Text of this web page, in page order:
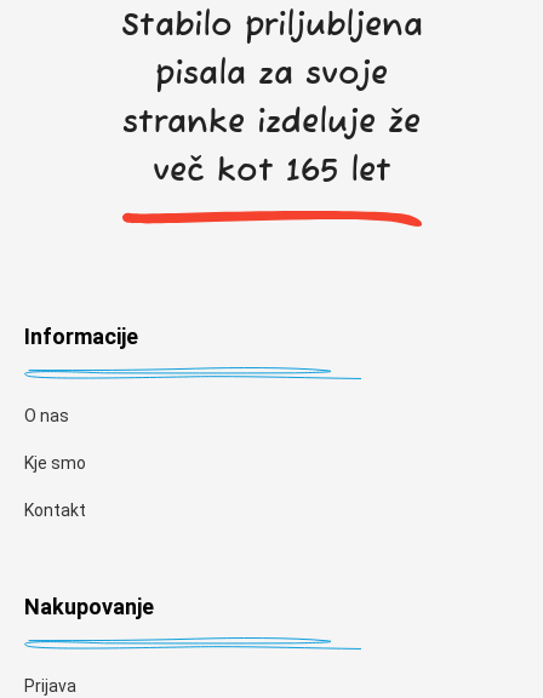
Stabilo priljubljena
pisala za svoje
stranke izdeluje že
več kot 165 let
Informacije
O nas
Kje smo
Kontakt
Nakupovanje
Prijava